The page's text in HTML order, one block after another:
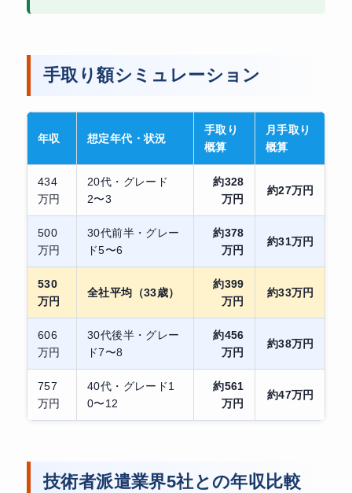
手取り額シミュレーション
年収 想定年代・状況
手取り
概算
月手取り
概算
434
万円
20代・グレード
2〜3
約328
万円
約27万円
500
万円
30代前半・グレー
ド5〜6
約378
万円
約31万円
530
万円
全社平均（33歳）
約399
万円
約33万円
606
万円
30代後半・グレー
ド7〜8
約456
万円
約38万円
757
万円
40代・グレード1
0〜12
約561
万円
約47万円
技術者派遣業界5社との年収比較